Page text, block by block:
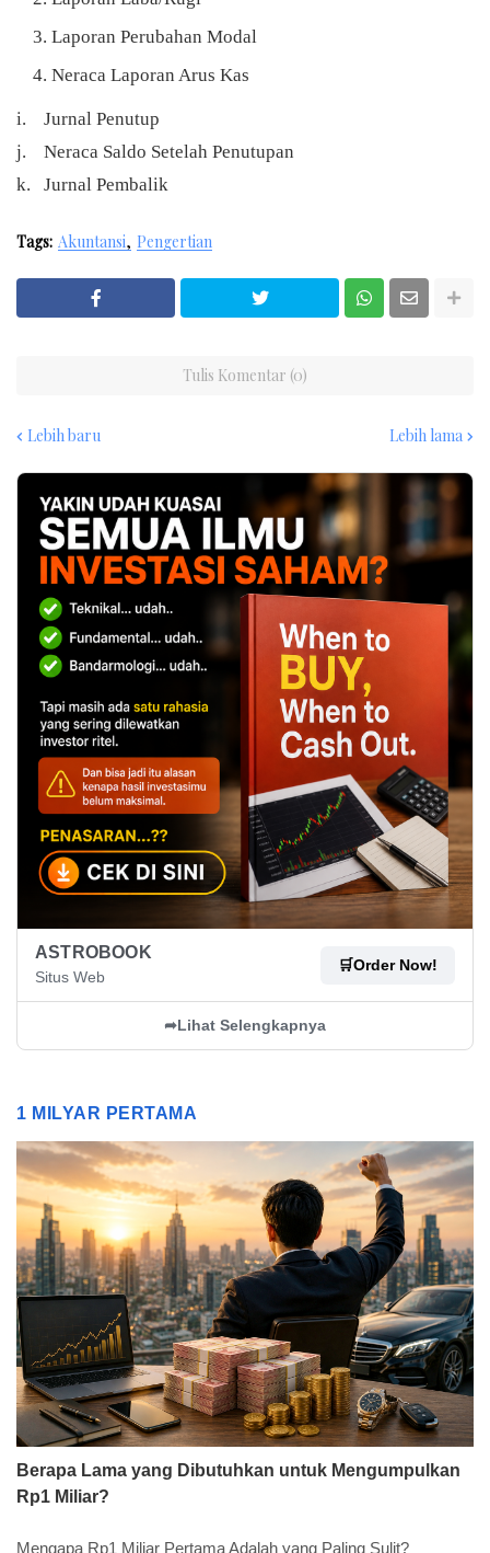
Laporan Perubahan Modal
Neraca Laporan Arus Kas
i. Jurnal Penutup
j. Neraca Saldo Setelah Penutupan
k. Jurnal Pembalik
Tags: Akuntansi Pengertian
Tulis Komentar (0)
Lebih baru Lebih lama
ASTROBOOK
Situs Web
🛒Order Now!
➦Lihat Selengkapnya
1 MILYAR PERTAMA
Berapa Lama yang Dibutuhkan untuk Mengumpulkan
Rp1 Miliar?
Mengapa Rp1 Miliar Pertama Adalah yang Paling Sulit?